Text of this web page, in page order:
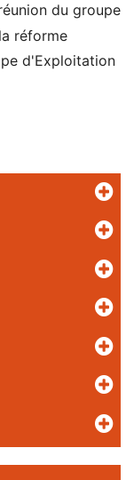
du groupe
réforme
d'Exploitation